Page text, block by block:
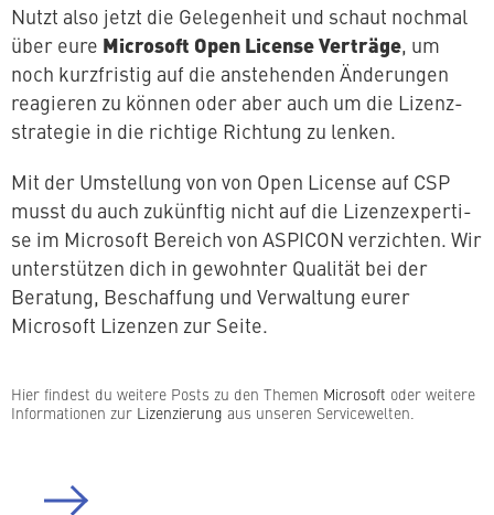
Nutzt also jetzt die Ge­le­gen­heit und schaut nochmal
über eure Microsoft Open License Verträge, um
noch kurz­fris­tig auf die an­ste­hen­den Än­de­run­gen
reagieren zu können oder aber auch um die Li­zenz­
stra­te­gie in die richtige Richtung zu lenken.
Mit der Um­stel­lung von von Open License auf CSP
musst du auch zukünftig nicht auf die Li­zenz­ex­per­ti­
se im Microsoft Bereich von ASPICON ver­zich­ten. Wir
un­ter­stüt­zen dich in gewohnter Qualität bei der
Beratung, Be­schaf­fung und Ver­wal­tung eurer
Microsoft Lizenzen zur Seite.
Hier findest du weitere Posts zu den Themen Microsoft oder weitere
In­for­ma­tio­nen zur Li­zen­zie­rung aus unseren Servicewelten.